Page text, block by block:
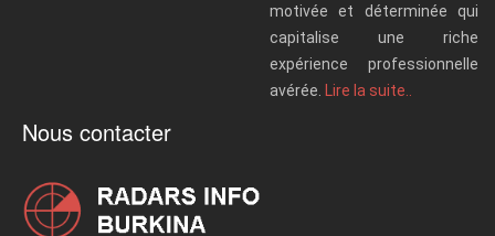
motivée et déterminée qui
capitalise une riche
expérience professionnelle
avérée.
Lire la suite..
Nous contacter